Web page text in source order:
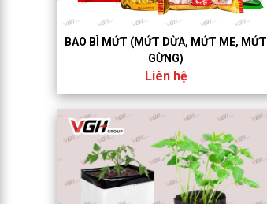
BAO BÌ MỨT (MỨT DỪA, MỨT ME, MỨT
GỪNG)
Liên hệ